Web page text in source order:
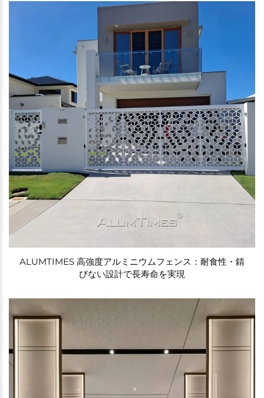
ALUMTIMES 高強度アルミニウムフェンス：耐食性・錆
びない設計で長寿命を実現